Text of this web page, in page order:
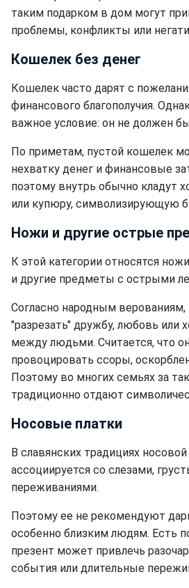
таким подарком в дом могут
проблемы, конфликты или
Кошелек без денег
Кошелек часто дарят с
финансового благополучия.
важное условие: он не должен
По приметам, пустой кошелек
нехватку денег и финансовые
поэтому внутрь обычно кладут
или купюру, символизирующую
Ножи и другие острые
К этой категории относятся
и другие предметы с острыми
Согласно народным верованиям,
"разрезать" дружбу, любовь или
между людьми. Считается, что
провоцировать ссоры,
Поэтому во многих семьях за
традиционно отдают
Носовые платки
В славянских традициях
ассоциируется со слезами,
переживаниями.
Поэтому ее не рекомендуют
особенно близким людям. Есть
презент может привлечь
события или длительные